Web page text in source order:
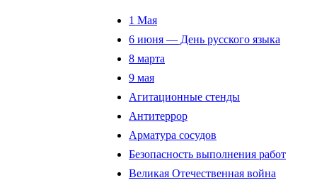
1 Мая
6 июня — День русского языка
8 марта
9 мая
Агитационные стенды
Антитеррор
Арматура сосудов
Безопасность выполнения работ
Великая Отечественная война